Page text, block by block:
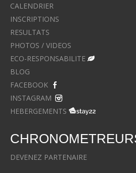
CALENDRIER
INSCRIPTIONS
RESULTATS
PHOTOS / VIDEOS
ECO-RESPONSABILITE
BLOG
FACEBOOK
INSTAGRAM
HEBERGEMENTS
DEVENEZ PARTENAIRE